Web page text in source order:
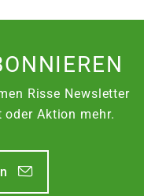
Risse Newsletter
oder Aktion mehr.